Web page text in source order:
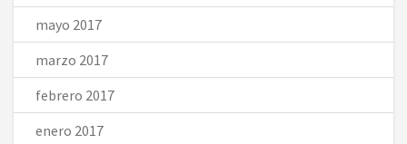
mayo 2017
marzo 2017
febrero 2017
enero 2017